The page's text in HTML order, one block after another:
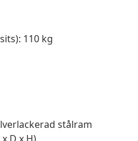
110 kg
stålram